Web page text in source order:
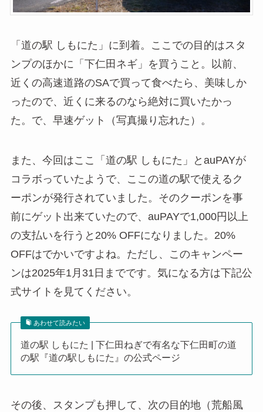
「道の駅 しもにた」に到着。ここでの目的はスタ
ンプのほかに「下仁田ネギ」を買うこと。以前、
近くの高速道路のSAで買って食べたら、美味しか
ったので、近くに来るのなら絶対に買いたかっ
た。で、早速ゲット（写真撮り忘れた）。
また、今回はここ「道の駅 しもにた」とauPAYが
コラボっていたようで、ここの道の駅で使えるク
ーポンが発行されていました。そのクーポンを事
前にゲット出来ていたので、auPAYで1,000円以上
の支払いを行うと20% OFFになりました。20%
OFFはでかいですよね。ただし、このキャンペー
ンは2025年1月31日までです。気になる方は下記公
式サイトを見てください。
あわせて読みたい
道の駅 しもにた | 下仁田ねぎで有名な下仁田町の道
の駅『道の駅しもにた』の公式ページ
その後、スタンプも押して、次の目的地（荒船風